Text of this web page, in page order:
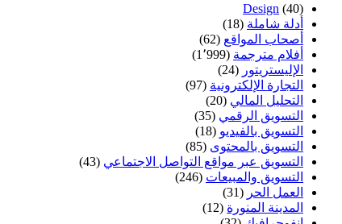
Design (40)
أدلة شاملة (18)
أصحاب المواقع (62)
أفلام مترجمة (1٬999)
الإليستريتور (24)
التجارة الإلكترونية (97)
التحليل المالي (20)
التسويق الرقمي (35)
التسويق بالفيديو (18)
التسويق بالمحتوى (85)
التسويق عبر مواقع التواصل الاجتماعي (43)
التسويق والمبيعات (246)
العمل الحر (31)
المدينة المنورة (12)